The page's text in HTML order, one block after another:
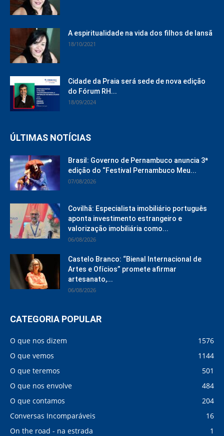
A espiritualidade na vida dos filhos de Iansã
18/10/2021
Cidade da Praia será sede de nova edição
do Fórum RH...
18/09/2024
ÚLTIMAS NOTÍCIAS
Brasil: Governo de Pernambuco anuncia 3ª
edição do “Festival Pernambuco Meu...
07/08/2026
Covilhã: Especialista imobiliário português
aponta investimento estrangeiro e
valorização imobiliária como...
06/08/2026
Castelo Branco: “Bienal Internacional de
Artes e Ofícios” promete afirmar
artesanato,...
06/08/2026
CATEGORIA POPULAR
O que nos dizem
1576
O que vemos
1144
O que teremos
501
O que nos envolve
484
O que contamos
204
Conversas Incomparáveis
16
On the road - na estrada
1